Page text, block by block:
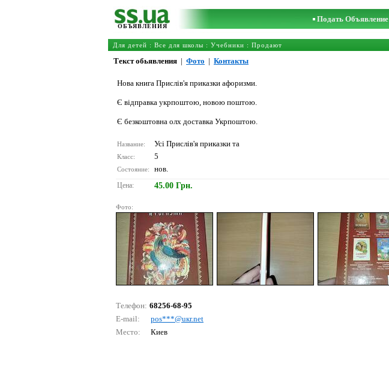
ОБЪЯВЛЕНИЯ
Подать Объявление
Для детей : Все для школы : Учебники : Продают
Текст обьявления | Фото | Контакты
Нова книга Прислів'я приказки афоризми.
Є відправка укрпоштою, новою поштою.
Є безкоштовна олх доставка Укрпоштою.
Название: Усі Прислів'я приказки та
Класс: 5
Состояние: нов.
Цена: 45.00 Грн.
Фото:
Телефон: 68256-68-95
E-mail:
роs***@uкr.nеt
Место:
Киев